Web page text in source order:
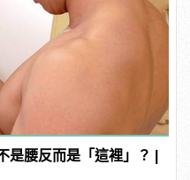
腰反而是「這裡」？ |